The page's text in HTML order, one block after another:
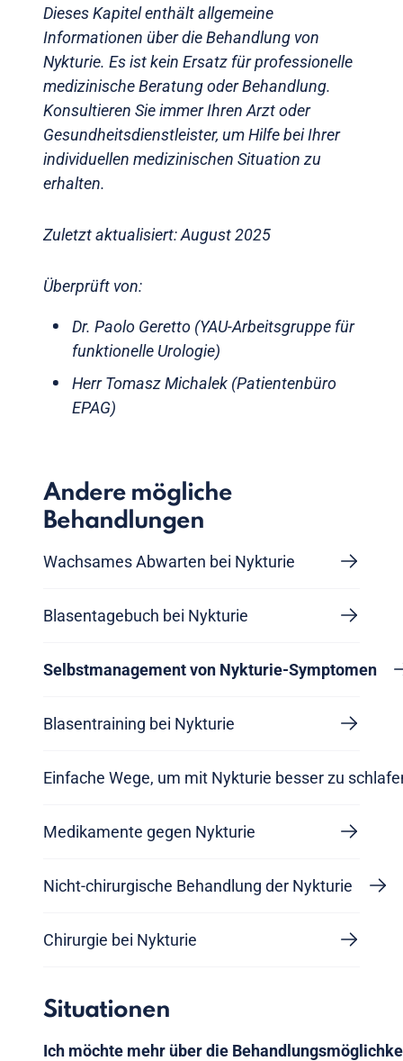
Dieses Kapitel enthält allgemeine
Informationen über die Behandlung von
Nykturie. Es ist kein Ersatz für professionelle
medizinische Beratung oder Behandlung.
Konsultieren Sie immer Ihren Arzt oder
Gesundheitsdienstleister, um Hilfe bei Ihrer
individuellen medizinischen Situation zu
erhalten.
Zuletzt aktualisiert: August 2025
Überprüft von:
Dr. Paolo Geretto (YAU-Arbeitsgruppe für
funktionelle Urologie)
Herr Tomasz Michalek (Patientenbüro
EPAG)
Andere mögliche
Behandlungen
Wachsames Abwarten bei Nykturie
Blasentagebuch bei Nykturie
Selbstmanagement von Nykturie-Symptomen
Blasentraining bei Nykturie
Einfache Wege, um mit Nykturie besser zu
Medikamente gegen Nykturie
Nicht-chirurgische Behandlung der Nykturie
Chirurgie bei Nykturie
Situationen
Ich möchte mehr über die